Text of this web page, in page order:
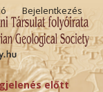
előtt
Bejelentkezés